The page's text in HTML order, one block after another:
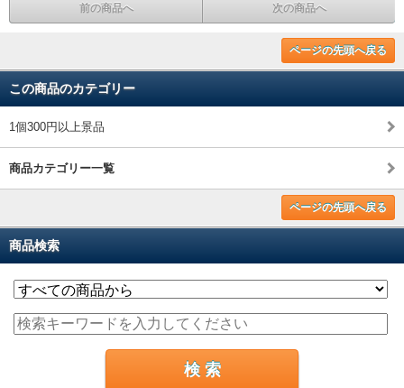
前の商品へ 次の商品へ
ページの先頭へ戻る
この商品のカテゴリー
1個300円以上景品
商品カテゴリー一覧
ページの先頭へ戻る
商品検索